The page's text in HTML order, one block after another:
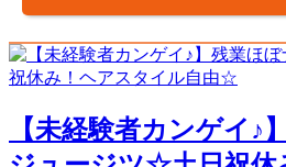
【未経験者カンゲイ♪